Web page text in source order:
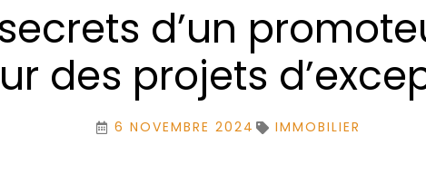
d’un
des projets
6 NOVEMBRE 2024 IMMOBILIER